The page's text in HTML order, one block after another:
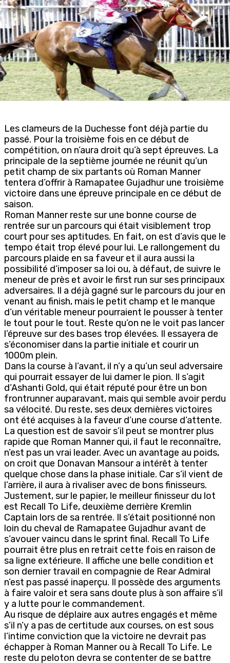
Les clameurs de la Duchesse font déjà partie du
passé. Pour la troisième fois en ce début de
compétition, on n’aura droit qu’à sept épreuves. La
principale de la septième journée ne réunit qu’un
petit champ de six partants où Roman Manner
tentera d’offrir à Ramapatee Gujadhur une troisième
victoire dans une épreuve principale en ce début de
saison.
Roman Manner reste sur une bonne course de
rentrée sur un parcours qui était visiblement trop
court pour ses aptitudes. En fait, on est d’avis que le
tempo était trop élevé pour lui. Le rallongement du
parcours plaide en sa faveur et il aura aussi la
possibilité d’imposer sa loi ou, à défaut, de suivre le
meneur de près et avoir le first run sur ses principaux
adversaires. Il a déjà gagné sur le parcours du jour en
venant au finish, mais le petit champ et le manque
d’un véritable meneur pourraient le pousser à tenter
le tout pour le tout. Reste qu’on ne le voit pas lancer
l’épreuve sur des bases trop élevées. Il essayera de
s’économiser dans la partie initiale et courir un
1000m plein.
Dans la course à l’avant, il n’y a qu’un seul adversaire
qui pourrait essayer de lui damer le pion. Il s’agit
d’Ashanti Gold, qui était réputé pour être un bon
frontrunner auparavant, mais qui semble avoir perdu
sa vélocité. Du reste, ses deux dernières victoires
ont été acquises à la faveur d’une course d’attente.
La question est de savoir s’il peut se montrer plus
rapide que Roman Manner qui, il faut le reconnaître,
n’est pas un vrai leader. Avec un avantage au poids,
on croit que Donavan Mansour a intérêt à tenter
quelque chose dans la phase initiale. Car s’il vient de
l’arrière, il aura à rivaliser avec de bons finisseurs.
Justement, sur le papier, le meilleur finisseur du lot
est Recall To Life, deuxième derrière Kremlin
Captain lors de sa rentrée. Il s’était positionné non
loin du cheval de Ramapatee Gujadhur avant de
s’avouer vaincu dans le sprint final. Recall To Life
pourrait être plus en retrait cette fois en raison de
sa ligne extérieure. Il affiche une belle condition et
son dernier travail en compagnie de Rear Admiral
n’est pas passé inaperçu. Il possède des arguments
à faire valoir et sera sans doute plus à son affaire s’il
y a lutte pour le commandement.
Au risque de déplaire aux autres engagés et même
s’il n’y a pas de certitude aux courses, on est sous
l’intime conviction que la victoire ne devrait pas
échapper à Roman Manner ou à Recall To Life. Le
reste du peloton devra se contenter de se battre